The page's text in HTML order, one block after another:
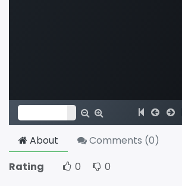
About Comments (0)
Rating
0 0